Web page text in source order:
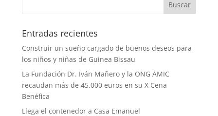
Entradas recientes
Construir un sueño cargado de buenos deseos para
los niños y niñas de Guinea Bissau
La Fundación Dr. Iván Mañero y la ONG AMIC
recaudan más de 45.000 euros en su X Cena
Benéfica
Llega el contenedor a Casa Emanuel